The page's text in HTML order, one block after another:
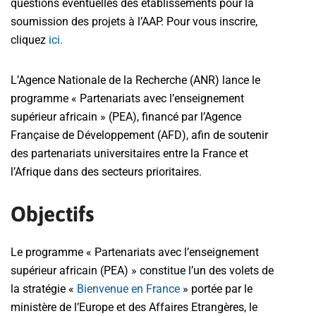
questions éventuelles des établissements pour la
soumission des projets à l’AAP. Pour vous inscrire,
cliquez ici.
L’Agence Nationale de la Recherche (ANR) lance le
programme « Partenariats avec l’enseignement
supérieur africain » (PEA), financé par l’Agence
Française de Développement (AFD), afin de soutenir
des partenariats universitaires entre la France et
l’Afrique dans des secteurs prioritaires.
Objectifs
Le programme « Partenariats avec l’enseignement
supérieur africain (PEA) » constitue l’un des volets de
la stratégie « Bienvenue en France » portée par le
ministère de l’Europe et des Affaires Etrangères, le